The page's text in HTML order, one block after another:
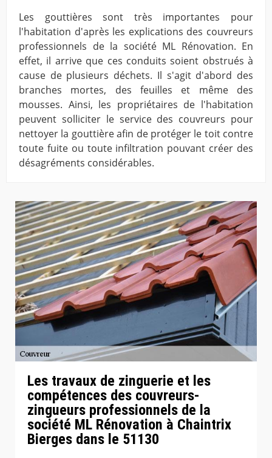
Les gouttières sont très importantes pour
l'habitation d'après les explications des couvreurs
professionnels de la société ML Rénovation. En
effet, il arrive que ces conduits soient obstrués à
cause de plusieurs déchets. Il s'agit d'abord des
branches mortes, des feuilles et même des
mousses. Ainsi, les propriétaires de l'habitation
peuvent solliciter le service des couvreurs pour
nettoyer la gouttière afin de protéger le toit contre
toute fuite ou toute infiltration pouvant créer des
désagréments considérables.
Les travaux de zinguerie et les
compétences des couvreurs-
zingueurs professionnels de la
société ML Rénovation à Chaintrix
Bierges dans le 51130